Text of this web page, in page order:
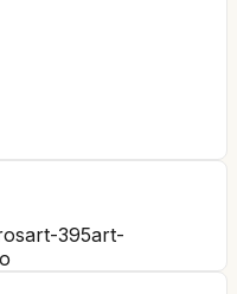
art-395art-